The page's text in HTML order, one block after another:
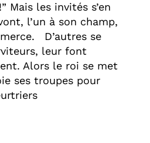
Mais les invités s’en
l’un à son champ,
D’autres se
leur font
Alors le roi se met
ses troupes pour